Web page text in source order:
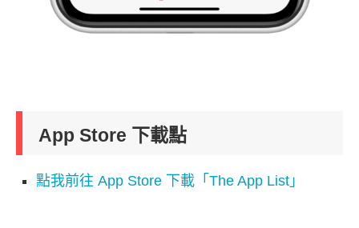
App Store 下載點
點我前往 App Store 下載「The App List」